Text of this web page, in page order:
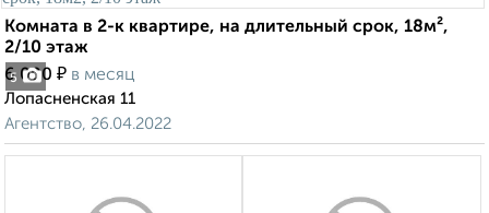
5
Комната в 2-к квартире, на длительный срок, 18м²,
2/10 этаж
6 000 ₽ в месяц
Лопасненская 11
Агентство, 26.04.2022